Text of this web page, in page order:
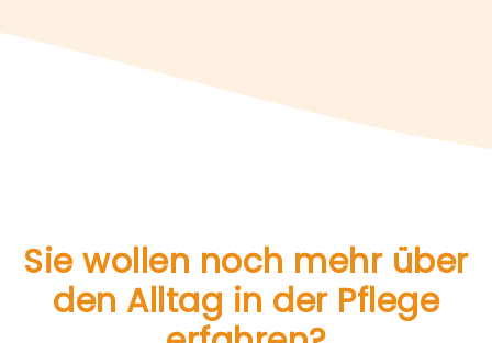
Sie wollen noch mehr über
den Alltag in der Pflege